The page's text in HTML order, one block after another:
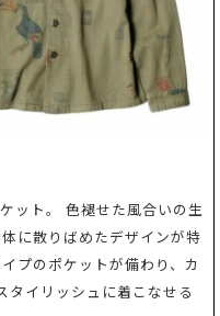
ット。 色褪せた風合いの生
に散りばめたデザインが特
プのポケットが備わり、カ
タイリッシュに着こなせる